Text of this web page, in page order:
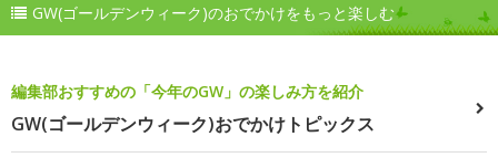
GW(ゴールデンウィーク)のおでかけをもっと楽しむ
編集部おすすめの「今年のGW」の楽しみ方を紹介
GW(ゴールデンウィーク)おでかけトピックス